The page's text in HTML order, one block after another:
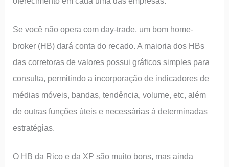
Se você não opera com day-trade, um bom home-
broker (HB) dará conta do recado. A maioria dos HBs
das corretoras de valores possui gráficos simples para
consulta, permitindo a incorporação de indicadores de
médias móveis, bandas, tendência, volume, etc, além
de outras funções úteis e necessárias à determinadas
estratégias.
O HB da Rico e da XP são muito bons, mas ainda